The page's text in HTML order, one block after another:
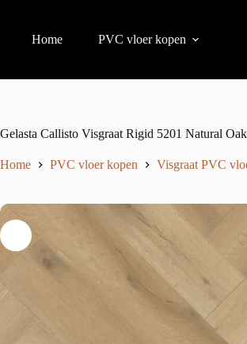
Home PVC vloer kopen
Gelasta Callisto Visgraat Rigid 5201 Natural
Home PVC vloer kopen Visgraat PVC